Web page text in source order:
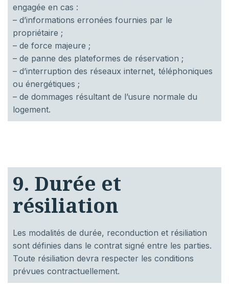
engagée en cas :
– d’informations erronées fournies par le
propriétaire ;
– de force majeure ;
– de panne des plateformes de réservation ;
– d’interruption des réseaux internet, téléphoniques
ou énergétiques ;
– de dommages résultant de l’usure normale du
logement.
9. Durée et
résiliation
Les modalités de durée, reconduction et résiliation
sont définies dans le contrat signé entre les parties.
Toute résiliation devra respecter les conditions
prévues contractuellement.